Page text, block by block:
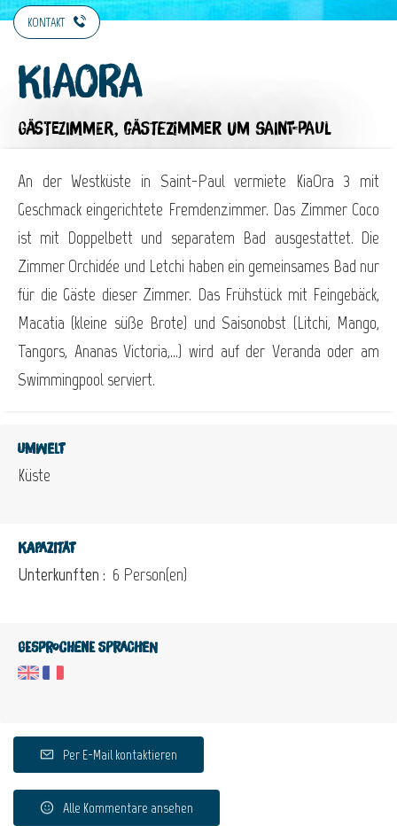
KONTAKT
Kiaora
GÄSTEZIMMER, GÄSTEZIMMER UM SAINT-PAUL
An der Westküste in Saint-Paul vermiete KiaOra 3 mit
Geschmack eingerichtete Fremdenzimmer. Das Zimmer Coco
ist mit Doppelbett und separatem Bad ausgestattet. Die
Zimmer Orchidée und Letchi haben ein gemeinsames Bad nur
für die Gäste dieser Zimmer. Das Frühstück mit Feingebäck,
Macatia (kleine süße Brote) und Saisonobst (Litchi, Mango,
Tangors, Ananas Victoria,...) wird auf der Veranda oder am
Swimmingpool serviert.
Umwelt
Küste
Kapazität
Unterkunften : 6 Person(en)
Gesprochene Sprachen
Per E-Mail kontaktieren
Alle Kommentare ansehen